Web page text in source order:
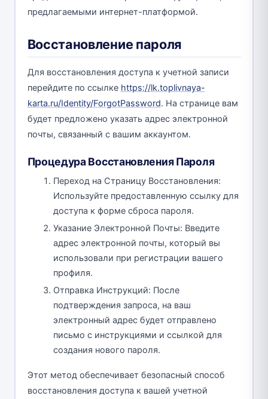
предлагаемыми интернет-платформой.
Восстановление пароля
Для восстановления доступа к учетной записи
перейдите по ссылке https://lk.toplivnaya-
karta.ru/Identity/ForgotPassword. На странице вам
будет предложено указать адрес электронной
почты, связанный с вашим аккаунтом.
Процедура Восстановления Пароля
Переход на Страницу Восстановления:
Используйте предоставленную ссылку для
доступа к форме сброса пароля.
Указание Электронной Почты: Введите
адрес электронной почты, который вы
использовали при регистрации вашего
профиля.
Отправка Инструкций: После
подтверждения запроса, на ваш
электронный адрес будет отправлено
письмо с инструкциями и ссылкой для
создания нового пароля.
Этот метод обеспечивает безопасный способ
восстановления доступа к вашей учетной